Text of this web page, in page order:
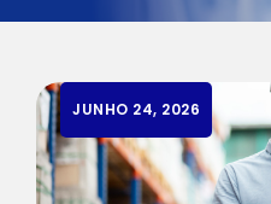
JUNHO 24, 2026